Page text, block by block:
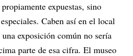
expuestas, sino
Caben así en el local
exposición común no sería
parte de esa cifra. El museo